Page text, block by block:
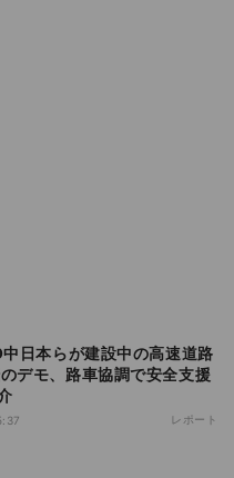
デモ、路車協調で安全支援
レポート